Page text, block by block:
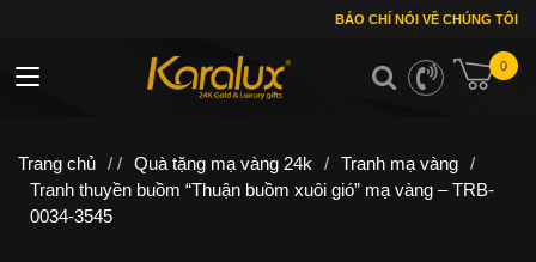
BÁO CHÍ NÓI VỀ CHÚNG TÔI
0
Toggle navigation
Trang chủ / / Quà tặng mạ vàng 24k / Tranh mạ vàng /
Tranh thuyền buồm “Thuận buồm xuôi gió” mạ vàng – TRB-
0034-3545